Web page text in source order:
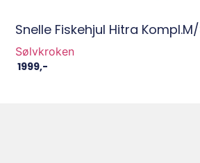
Snelle Fiskehjul Hitra
Sølvkroken
1999,-